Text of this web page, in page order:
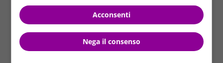
Investimenti in infrastrutture
e formazione
Acconsenti
Nega il consenso